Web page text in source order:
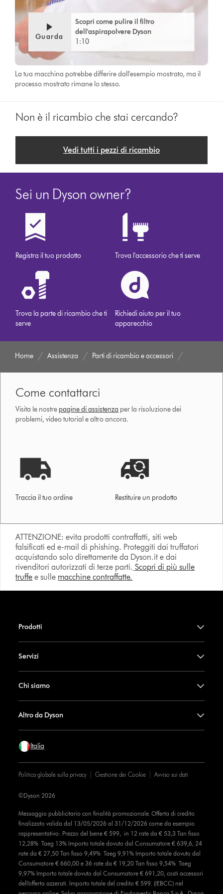
Guarda
Scopri come pulire il filtro
dell'aspirapolvere Dyson
1:10
La tua macchina potrebbe differire dall'esempio mostrato, ma il
processo mostrato rimane lo stesso.
Non è il ricambio che stai cercando?
Vedi tutti i pezzi di ricambio
Sei un Dyson owner?
Registra il tuo prodotto Trova l'accessorio che ti serve
Trova la parte di ricambio che ti
serve
Richiedi aiuto per il tuo
apparecchio
Home Assistenza Parti di ricambio e accessori
Come contattarci
Visita le nostre pagine di assistenza per la risoluzione dei
problemi, video tutorial e altro ancora.
Traccia il tuo ordine Restituire un prodotto
ATTENZIONE: evita prodotti contraffatti, siti web
falsificati ed e-mail di phishing. Proteggiti dai truffatori
acquistando solo direttamente da Dyson.it e dai
rivenditori autorizzati di terze parti. Scopri di più sulle
truffe e sulle macchine contraffatte.
Prodotti
Servizi
Chi siamo
Altro da Dyson
Italia
Politica globale sulla privacy Gestione dei Cookie Avviso sui dati
Messaggio pubblicitario con finalità promozionale. Offerta di credito
finalizzato valida dal 13/05/2026 al 31/12/2026 come da esempio
rappresentativo: Prezzo del bene € 599, in 12 rate da € 53,3 Tan fisso
12,28% Taeg 13% Importo totale dovuto dal Consumatore € 639,6, 24
rate da € 27,50 Tan fisso 9,49% Taeg 9,91% Importo totale dovuto dal
Consumatore € 660,00 e 36 rate da € 19,20 Tan fisso 9,54% Taeg
9,97% Importo totale dovuto dal Consumatore € 691,20, costi accessori
dell’offerta azzerati. Importo totale del credito € 599. (IEBCC) nel
©Dyson 2026